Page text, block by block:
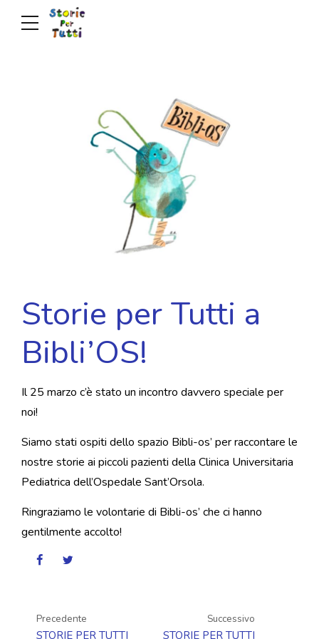
Storie per Tutti a
Bibli’OS!
Il 25 marzo c’è stato un incontro davvero speciale per
noi!
Siamo stati ospiti dello spazio Bibli-os’ per raccontare le
nostre storie ai piccoli pazienti della Clinica Universitaria
Pediatrica dell’Ospedale Sant’Orsola.
Ringraziamo le volontarie di Bibli-os’ che ci hanno
gentilmente accolto!
Precedente
STORIE PER TUTTI
Successivo
STORIE PER TUTTI